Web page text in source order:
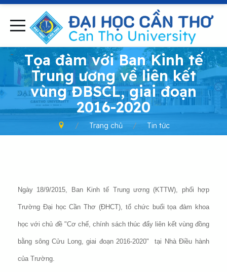
-
Tọa đàm với Ban Kinh tế
Trung ương về liên kết
vùng ĐBSCL, giai đoạn
2016-2020
Trang chủ Tin tức
Ngày 18/9/2015, Ban Kinh tế Trung ương (KTTW), phối hợp
Trường Đại học Cần Thơ (ĐHCT), tổ chức buổi tọa đàm khoa
học với chủ đề "Cơ chế, chính sách thúc đẩy liên kết vùng đồng
bằng sông Cửu Long, giai đoạn 2016-2020" tại Nhà Điều hành
của Trường.